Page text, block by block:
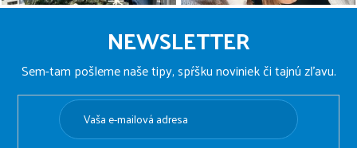
Z
NEWSLETTER
Sem-tam pošleme naše tipy, spŕšku noviniek či tajnú zľavu.